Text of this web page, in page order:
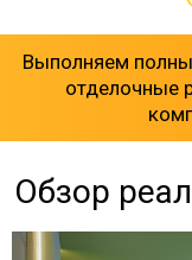
Выполняем
отделочные
Обзор